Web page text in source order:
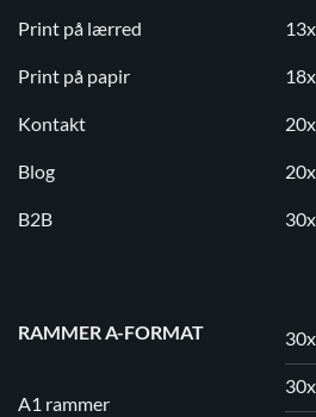
Print på lærred
Print på papir
Kontakt
Blog
B2B
RAMMER A-FORMAT
A1 rammer